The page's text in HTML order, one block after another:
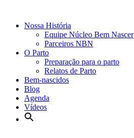
Nossa História
Equipe Núcleo Bem Nascer
Parceiros NBN
O Parto
Preparação para o parto
Relatos de Parto
Bem-nascidos
Blog
Agenda
Vídeos